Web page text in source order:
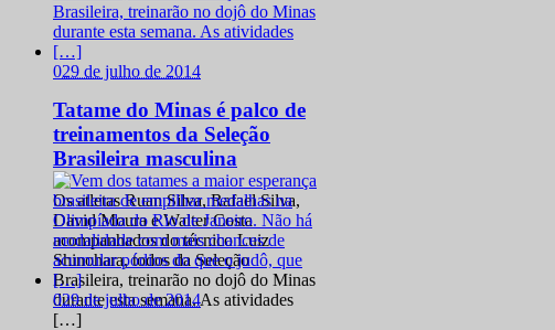
029 de julho de 2014
Tatame do Minas é palco de
treinamentos da Seleção
Brasileira masculina
Os atletas Ruan Silva, Rafael Silva,
David Moura e Walter Costa
acompanhados do técnico Luiz
Shinohara, todos da Seleção
Brasileira, treinarão no dojô do Minas
durante esta semana. As atividades
[…]
029 de julho de 2014